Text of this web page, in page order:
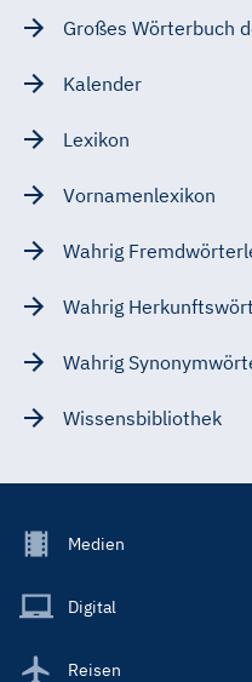
Großes Wörterbuch
Kalender
Lexikon
Vornamenlexikon
Wahrig
Wahrig
Wahrig
Wissensbibliothek
Footer
Main
Medien
Digital
Reisen